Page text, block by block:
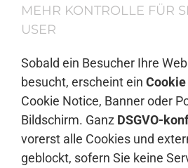
MEHR KONTROLLE FÜR
USER
Sobald ein Besucher Ihre
besucht, erscheint ein
Cookie Notice, Banner oder
Bildschirm. Ganz DSGVO-
vorerst alle Cookies und
geblockt, sofern Sie keine